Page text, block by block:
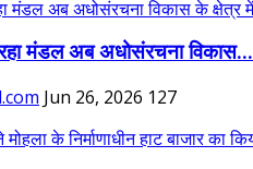
मंडल अब अधोसंरचना विकास...
Jun 26, 2026 127